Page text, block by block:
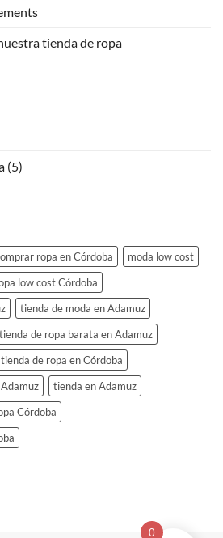
tienda de ropa
(5)
ropa en Córdoba
moda low cost
low cost Córdoba
tienda de moda en Adamuz
tienda de ropa barata en Adamuz
tienda de ropa en Córdoba
tienda en Adamuz
Córdoba
0